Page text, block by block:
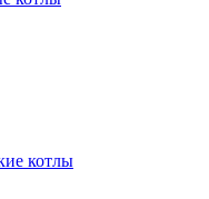
котлы